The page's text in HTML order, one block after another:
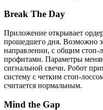
Break The Day
Приложение открывает
прошедшего дня. Возможно
направлении, с общим стоп-
профитами. Параметры
сигнальной свечи. Робот
систему с четким стоп-
считается нормальным.
Mind the Gap